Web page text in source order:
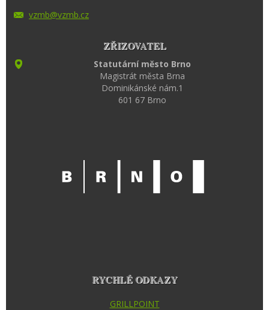
vzmb@vzmb.cz
ZŘIZOVATEL
Statutární město Brno
Magistrát města Brna
Dominikánské nám.1
601 67 Brno
RYCHLÉ ODKAZY
GRILLPOINT